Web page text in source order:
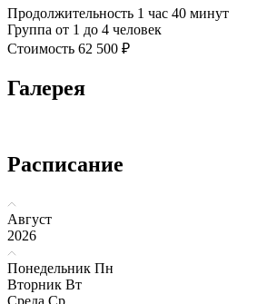
Продолжительность 1 час 40 минут
Группа от 1 до 4 человек
Стоимость 62 500 ₽
Галерея
Расписание
Август
2026
Понедельник Пн
Вторник Вт